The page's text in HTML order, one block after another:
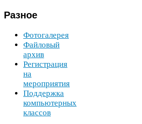
Разное
Фотогалерея
Файловый
архив
Регистрация
на
мероприятия
Поддержка
компьютерных
классов